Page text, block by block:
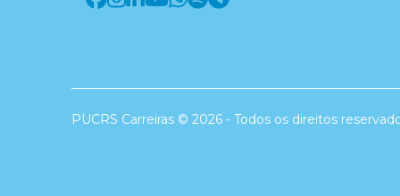
PUCRS Carreiras © 2026 - Todos os direitos